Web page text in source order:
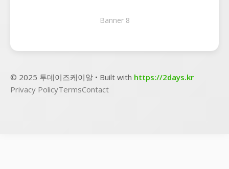
Banner 8
© 2025 투데이즈케이알 • Built with https://2days.kr
Privacy PolicyTermsContact